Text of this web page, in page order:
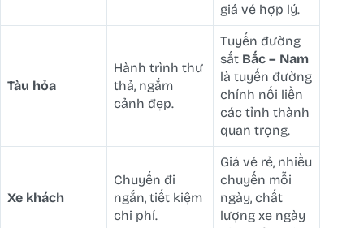
giá vé hợp lý.
Tàu hỏa
Hành trình thư
thả, ngắm
cảnh đẹp.
Tuyến đường
sắt Bắc – Nam
là tuyến đường
chính nối liền
các tỉnh thành
quan trọng.
Xe khách
Chuyến đi
ngắn, tiết kiệm
chi phí.
Giá vé rẻ, nhiều
chuyến mỗi
ngày, chất
lượng xe ngày